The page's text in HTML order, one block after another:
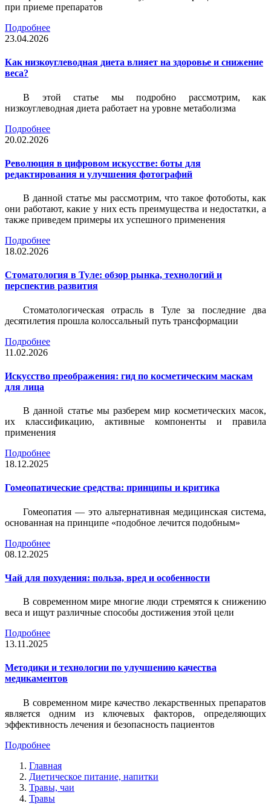
при приеме препаратов
Подробнее
23.04.2026
Как низкоуглеводная диета влияет на здоровье и снижение
веса?
В этой статье мы подробно рассмотрим, как
низкоуглеводная диета работает на уровне метаболизма
Подробнее
20.02.2026
Революция в цифровом искусстве: боты для
редактирования и улучшения фотографий
В данной статье мы рассмотрим, что такое фотоботы, как
они работают, какие у них есть преимущества и недостатки, а
также приведем примеры их успешного применения
Подробнее
18.02.2026
Стоматология в Туле: обзор рынка, технологий и
перспектив развития
Стоматологическая отрасль в Туле за последние два
десятилетия прошла колоссальный путь трансформации
Подробнее
11.02.2026
Искусство преображения: гид по косметическим маскам
для лица
В данной статье мы разберем мир косметических масок,
их классификацию, активные компоненты и правила
применения
Подробнее
18.12.2025
Гомеопатические средства: принципы и критика
Гомеопатия — это альтернативная медицинская система,
основанная на принципе «подобное лечится подобным»
Подробнее
08.12.2025
Чай для похудения: польза, вред и особенности
В современном мире многие люди стремятся к снижению
веса и ищут различные способы достижения этой цели
Подробнее
13.11.2025
Методики и технологии по улучшению качества
медикаментов
В современном мире качество лекарственных препаратов
является одним из ключевых факторов, определяющих
эффективность лечения и безопасность пациентов
Подробнее
Главная
Диетическое питание, напитки
Травы, чаи
Травы